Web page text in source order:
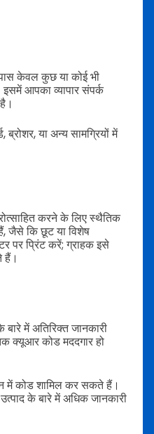
केवल कुछ या कोई भी
आपका व्यापार संपर्क
या अन्य सामग्रियों में
करने के लिए स्थैतिक
जैसे कि छूट या विशेष
पर प्रिंट करें; ग्राहक इसे
में अतिरिक्त जानकारी
क्यूआर कोड मददगार हो
में कोड शामिल कर सकते हैं।
के बारे में अधिक जानकारी